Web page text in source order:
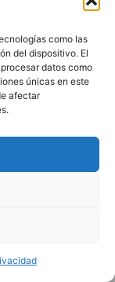
como las
del dispositivo. El
datos como
únicas en este
afectar